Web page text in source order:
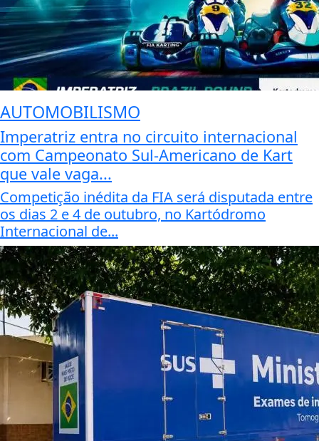
AUTOMOBILISMO
Imperatriz entra no circuito internacional
com Campeonato Sul-Americano de Kart
que vale vaga...
Competição inédita da FIA será disputada entre
os dias 2 e 4 de outubro, no Kartódromo
Internacional de...